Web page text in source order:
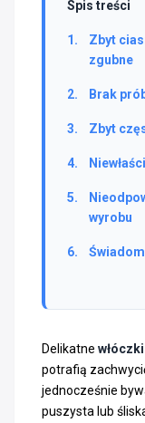
Spis treści
Zbyt
zgubne
Brak
Zbyt
wyrobu
Delikatne
potrafią
jednocześnie
puszysta lub